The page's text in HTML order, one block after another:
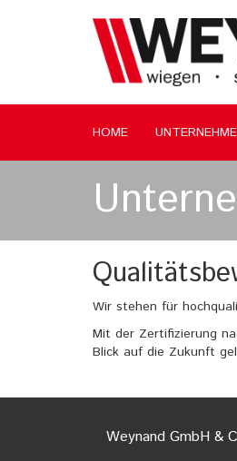
HOME
Wir stehen für
Mit der Zertifizierung
Blick auf die Zukunft
Weynand GmbH &